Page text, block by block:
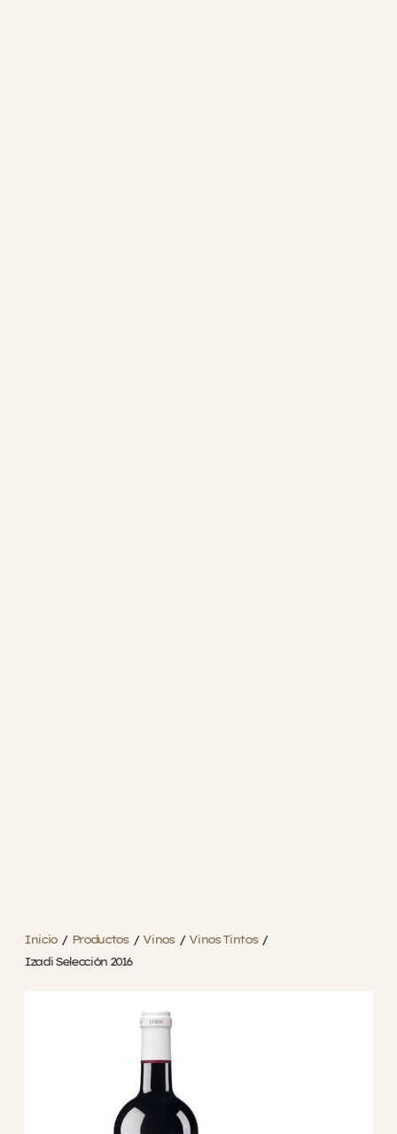
Inicio / Productos / Vinos / Vinos Tintos /
Izadi Selección 2016